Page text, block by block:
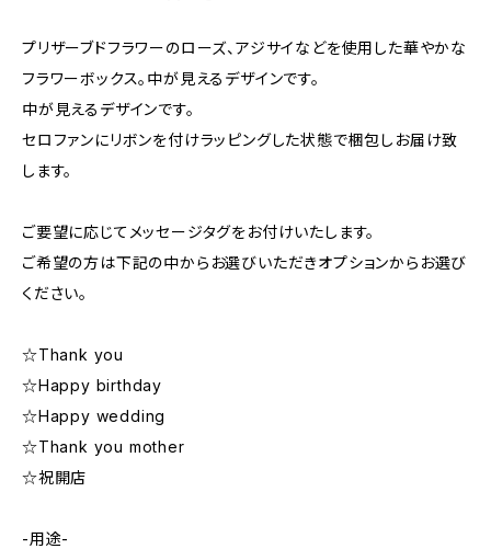
プリザーブドフラワーのローズ、アジサイなどを使用した華やかな
フラワーボックス。中が見えるデザインです。
中が見えるデザインです。
セロファンにリボンを付けラッピングした状態で梱包しお届け致
します。
ご要望に応じてメッセージタグをお付けいたします。
ご希望の方は下記の中からお選びいただきオプションからお選び
ください。
☆Thank you
☆Happy birthday
☆Happy wedding
☆Thank you mother
☆祝開店
-用途-